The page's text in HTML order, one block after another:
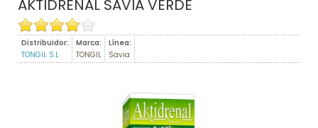
AKTIDRENAL SAVIA VERDE
Distribuidor:
TONGIL S.L
Marca:
TONGIL
Línea:
Savia